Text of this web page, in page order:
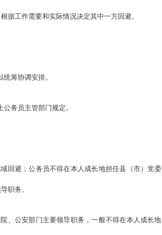
据工作需要和实际情况决定其中一方回避。
筹协调安排。
务员主管部门规定。
避；公务员不得在本人成长地担任县（市）党委
职务。
公安部门主要领导职务，一般不得在本人成长地